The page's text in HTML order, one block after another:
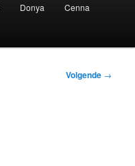
Donya Cenna
Volgende →